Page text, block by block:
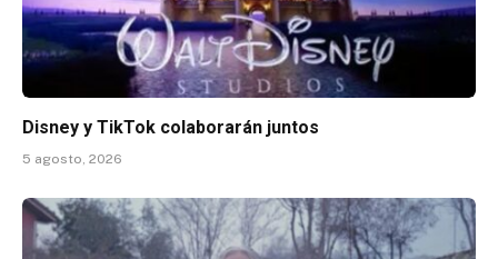
Disney y TikTok colaborarán juntos
5 agosto, 2026